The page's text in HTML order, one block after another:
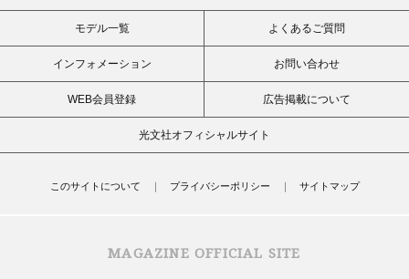
モデル一覧 よくあるご質問
インフォメーション お問い合わせ
WEB会員登録 広告掲載について
光文社オフィシャルサイト
このサイトについて プライバシーポリシー サイトマップ
MAGAZINE OFFICIAL SITE